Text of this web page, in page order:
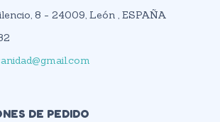
8 - 24009, León , ESPAÑA
DE PEDIDO